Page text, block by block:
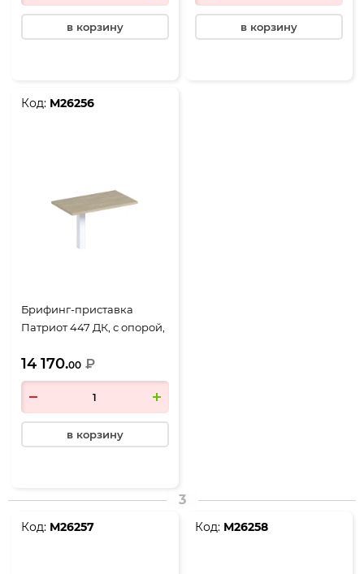
в корзину в корзину
Код: М26256
Брифинг-приставка
Патриот 447 ДК, с опорой,
скандинавский
14 170.00 ₽
в корзину
3
Код: М26257 Код: М26258